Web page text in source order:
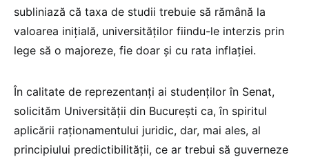
subliniază că taxa de studii trebuie să rămână la
valoarea inițială, universităților fiindu-le interzis prin
lege să o majoreze, fie doar și cu rata inflației.
În calitate de reprezentanți ai studenților în Senat,
solicităm Universității din București ca, în spiritul
aplicării raționamentului juridic, dar, mai ales, al
principiului predictibilității, ce ar trebui să guverneze